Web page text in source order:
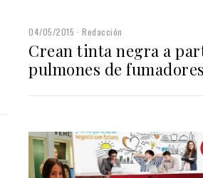
04/05/2015 Redacción
Crean tinta negra a
pulmones de fumadores